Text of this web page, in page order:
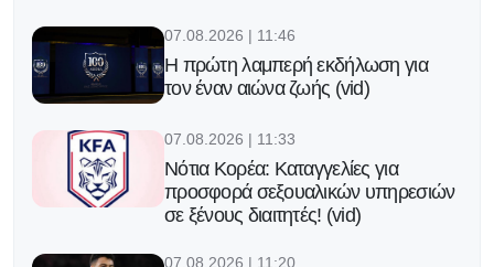
07.08.2026 | 11:46
Η πρώτη λαμπερή εκδήλωση για
τον έναν αιώνα ζωής (vid)
07.08.2026 | 11:33
Νότια Κορέα: Καταγγελίες για
προσφορά σεξουαλικών υπηρεσιών
σε ξένους διαιτητές! (vid)
07.08.2026 | 11:20